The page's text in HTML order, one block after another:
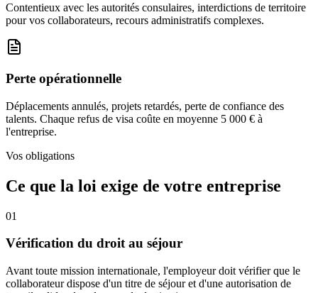
Contentieux avec les autorités consulaires, interdictions de territoire
pour vos collaborateurs, recours administratifs complexes.
Perte opérationnelle
Déplacements annulés, projets retardés, perte de confiance des
talents. Chaque refus de visa coûte en moyenne 5 000 € à
l'entreprise.
Vos obligations
Ce que la loi exige de votre entreprise
01
Vérification du droit au séjour
Avant toute mission internationale, l'employeur doit vérifier que le
collaborateur dispose d'un titre de séjour et d'une autorisation de